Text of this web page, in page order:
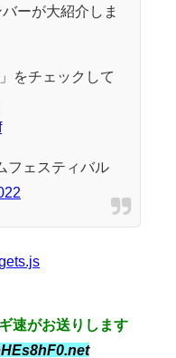
ーが大紹介しま
をチェックして
フェスティバル
速がお送りします